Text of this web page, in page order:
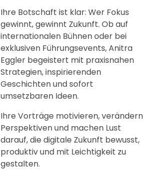
Ihre Botschaft ist klar: Wer Fokus
gewinnt, gewinnt Zukunft. Ob auf
internationalen Bühnen oder bei
exklusiven Führungsevents, Anitra
Eggler begeistert mit praxisnahen
Strategien, inspirierenden
Geschichten und sofort
umsetzbaren Ideen.
Ihre Vorträge motivieren, verändern
Perspektiven und machen Lust
darauf, die digitale Zukunft bewusst,
produktiv und mit Leichtigkeit zu
gestalten.